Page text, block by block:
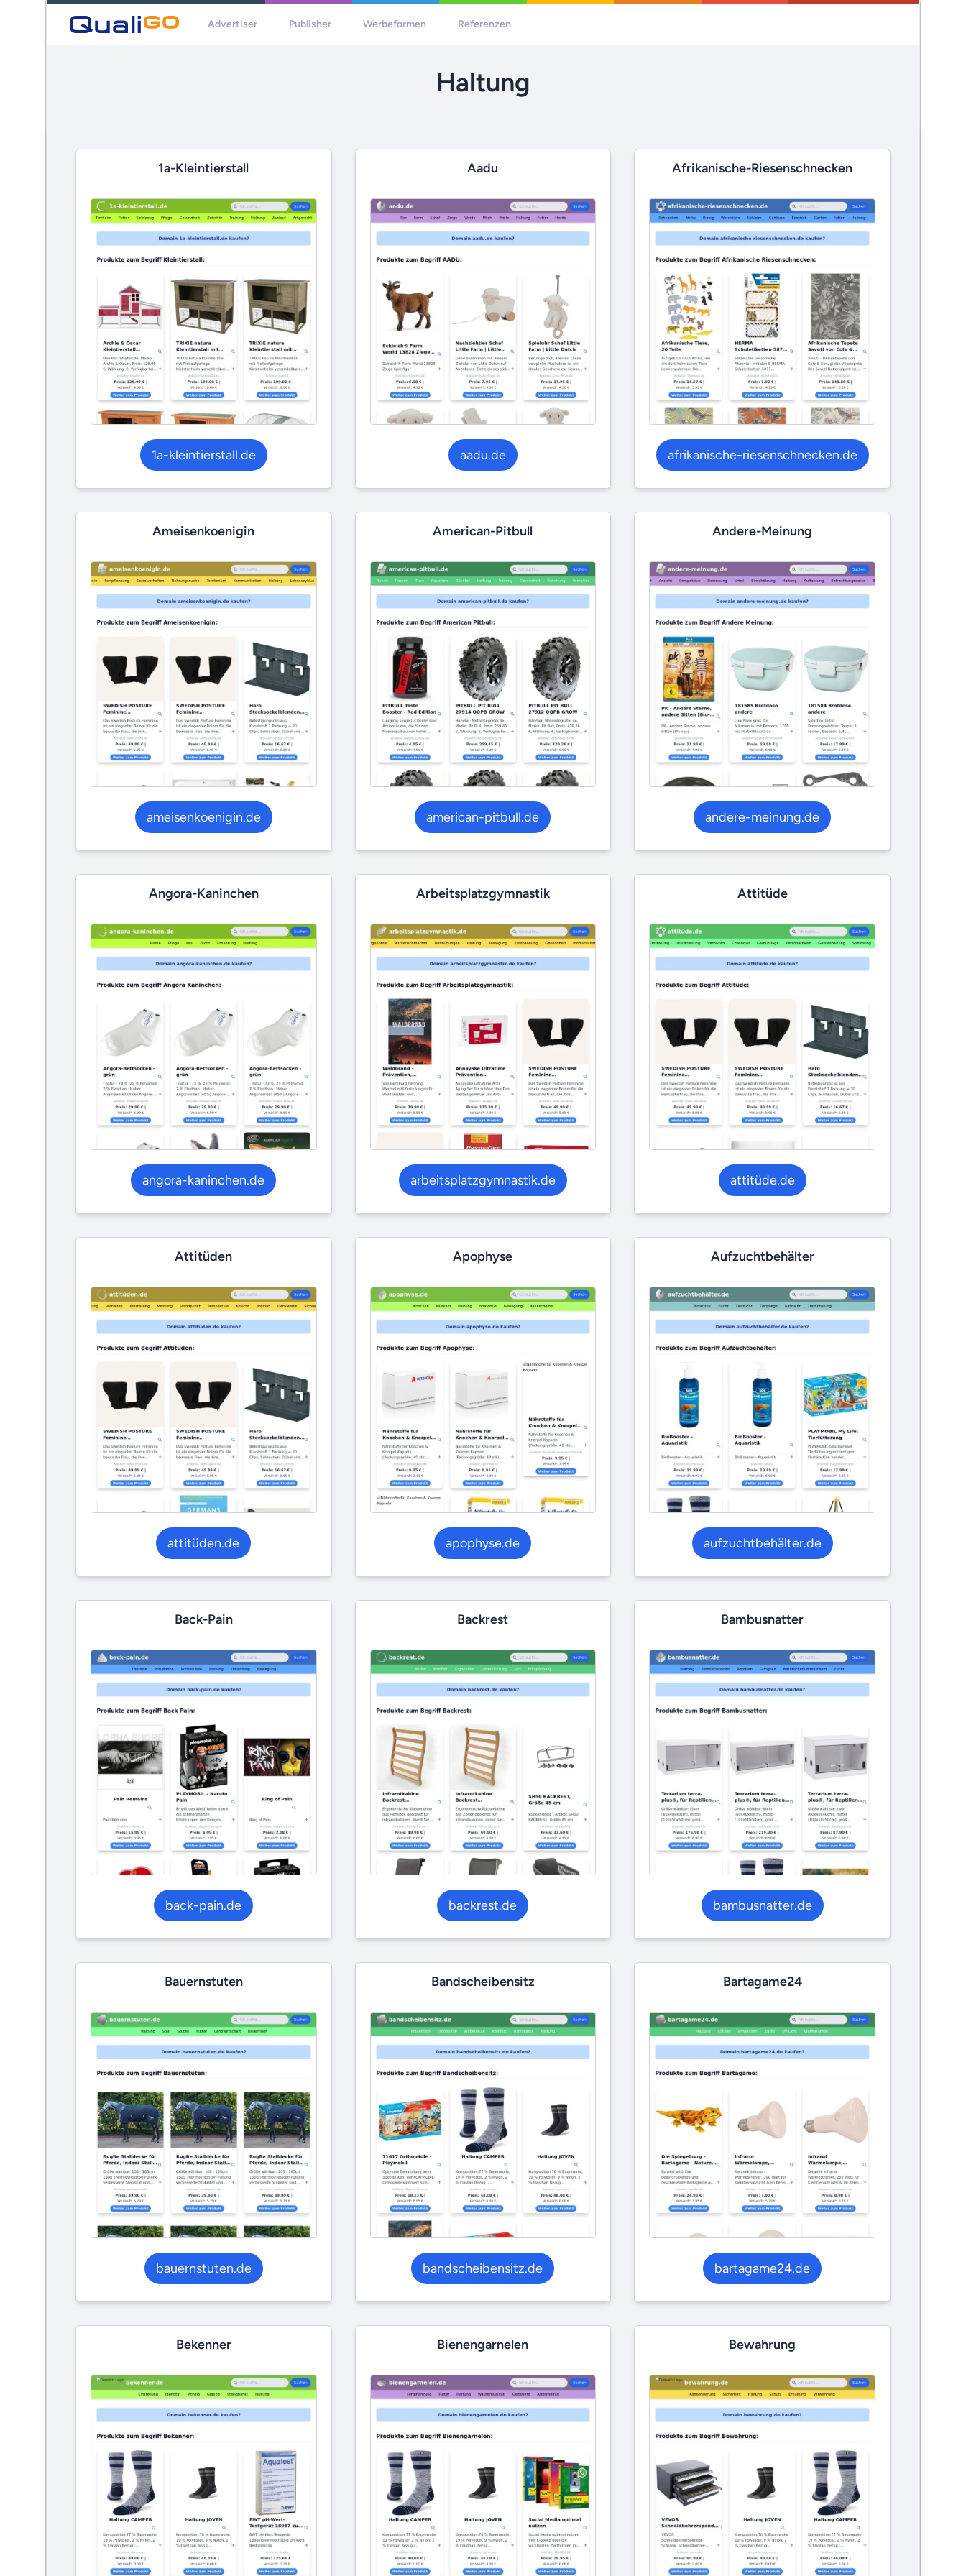
Advertiser Publisher Werbeformen Referenzen
Haltung
1a-Kleintierstall
1a-kleintierstall.de
Aadu
aadu.de
Afrikanische-Riesenschnecken
afrikanische-riesenschnecken.de
Ameisenkoenigin
ameisenkoenigin.de
American-Pitbull
american-pitbull.de
Andere-Meinung
andere-meinung.de
Angora-Kaninchen
angora-kaninchen.de
Arbeitsplatzgymnastik
arbeitsplatzgymnastik.de
Attitüde
attitüde.de
Attitüden
attitüden.de
Apophyse
apophyse.de
Aufzuchtbehälter
aufzuchtbehälter.de
Back-Pain
back-pain.de
Backrest
backrest.de
Bambusnatter
bambusnatter.de
Bauernstuten
bauernstuten.de
Bandscheibensitz
bandscheibensitz.de
Bartagame24
bartagame24.de
Bekenner Bienengarnelen Bewahrung